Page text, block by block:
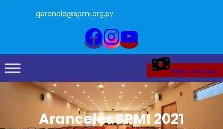
gerencia@spmi.org.py
Pago Cuota Social
Aranceles SPMI 2021